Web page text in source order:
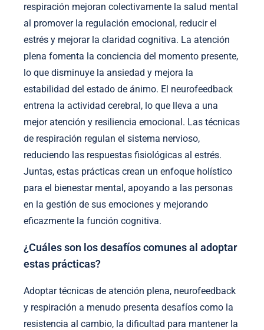
respiración mejoran colectivamente la salud mental
al promover la regulación emocional, reducir el
estrés y mejorar la claridad cognitiva. La atención
plena fomenta la conciencia del momento presente,
lo que disminuye la ansiedad y mejora la
estabilidad del estado de ánimo. El neurofeedback
entrena la actividad cerebral, lo que lleva a una
mejor atención y resiliencia emocional. Las técnicas
de respiración regulan el sistema nervioso,
reduciendo las respuestas fisiológicas al estrés.
Juntas, estas prácticas crean un enfoque holístico
para el bienestar mental, apoyando a las personas
en la gestión de sus emociones y mejorando
eficazmente la función cognitiva.
¿Cuáles son los desafíos comunes al adoptar
estas prácticas?
Adoptar técnicas de atención plena, neurofeedback
y respiración a menudo presenta desafíos como la
resistencia al cambio, la dificultad para mantener la